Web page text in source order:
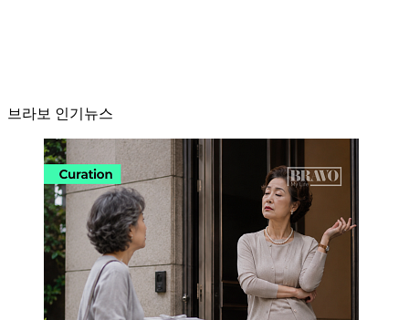
브라보 인기뉴스